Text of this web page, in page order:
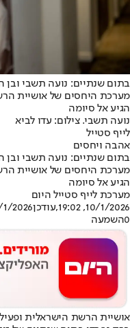
בתום שנתיים: נועה תשבי ובן
מערכת היחסים של אושיית
הגיע אל סיומה
נועה תשבי. צילום: עדו לביא
לייף סטייל
אהבה ויחסים
בתום שנתיים: נועה תשבי ובן
מערכת היחסים של אושיית
הגיע אל סיומה
מערכת לייף סטייל היום
10/1/2026, 19:02
,עודכן2026, 19:11
0השמעה
אושיית הרשת הישראלית